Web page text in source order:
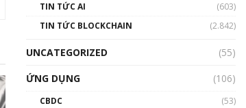
TIN TỨC AI
(603)
TIN TỨC BLOCKCHAIN
(2.842)
UNCATEGORIZED
(55)
ỨNG DỤNG
(106)
CBDC
(53)